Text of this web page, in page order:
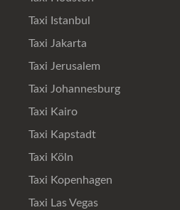
Taxi Istanbul
Taxi Jakarta
Taxi Jerusalem
Taxi Johannesburg
Taxi Kairo
Taxi Kapstadt
Taxi Köln
Taxi Kopenhagen
Taxi Las Vegas